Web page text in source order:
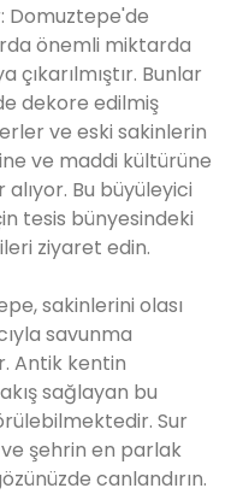
Domuztepe'de
önemli miktarda
Bunlar
dekore edilmiş
ve eski sakinlerin
ve maddi kültürüne
Bu büyüleyici
tesis bünyesindeki
ziyaret edin.
sakinlerini olası
savunma
Antik kentin
sağlayan bu
Sur
ve şehrin en parlak
canlandırın.